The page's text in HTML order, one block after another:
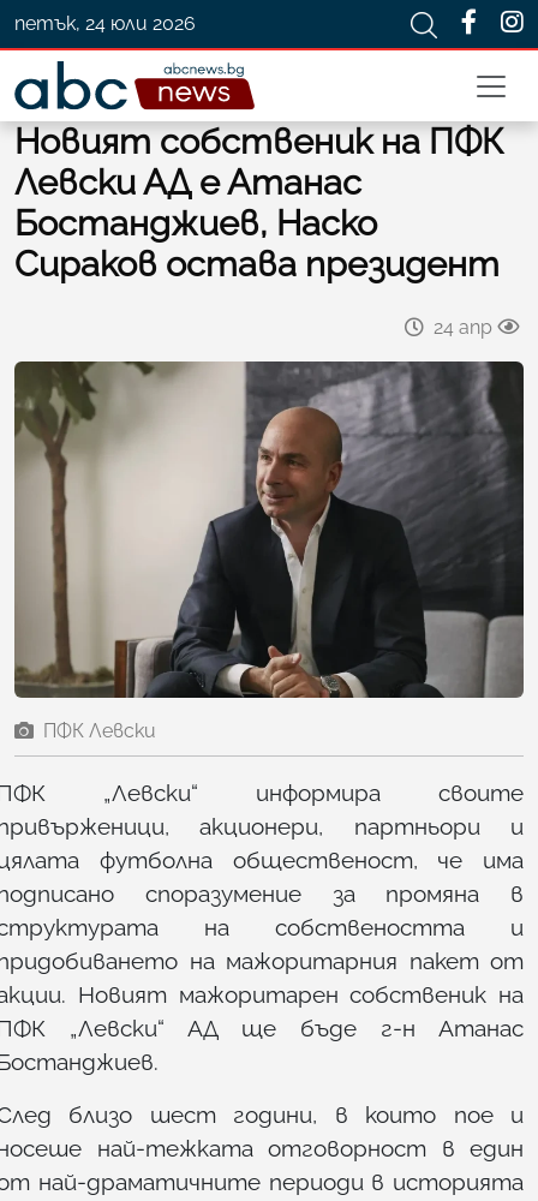
петък, 24 юли 2026
Новият собственик на ПФК
Левски АД е Атанас
Бостанджиев, Наско
Сираков остава президент
24 апр
ПФК Левски
„Левски“ информира своите
акционери, партньори и
футболна общественост, че има
споразумение за промяна в
на собствеността и
на мажоритарния пакет от
Новият мажоритарен собственик на
„Левски“ АД ще бъде г-н Атанас
близо шест години, в които пое и
най-тежката отговорност в един
най-драматичните периоди в историята